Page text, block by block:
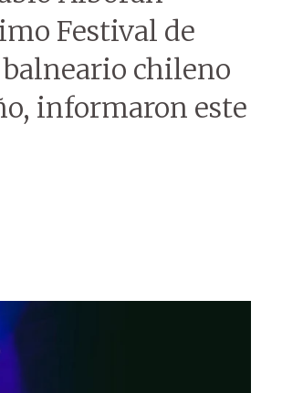
Festival de
balneario chileno
informaron este